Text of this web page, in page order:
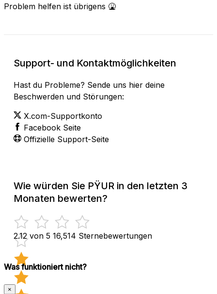
Problem helfen ist übrigens 🤮
Support- und Kontaktmöglichkeiten
Hast du Probleme? Sende uns hier deine
Beschwerden und Störungen:
X.com-Supportkonto
Facebook Seite
Offizielle Support-Seite
Wie würden Sie PŸUR in den letzten 3
Monaten bewerten?
2.12 von 5 16,514 Sternebewertungen
Was funktioniert nicht?
×